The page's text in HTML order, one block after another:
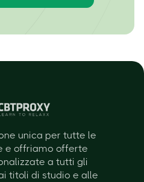
unica per tutte le
e offriamo offerte
a tutti gli
titoli di studio e alle